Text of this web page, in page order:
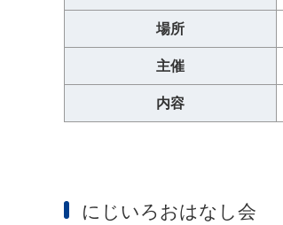
場所
主催
内容
にじいろおはなし会